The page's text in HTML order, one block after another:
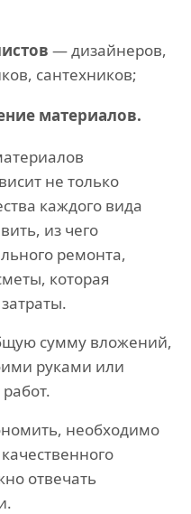
— дизайнеров,
сантехников;
материалов.
не только
каждого вида
из чего
ремонта,
которая
сумму вложений,
руками или
необходимо
отвечать